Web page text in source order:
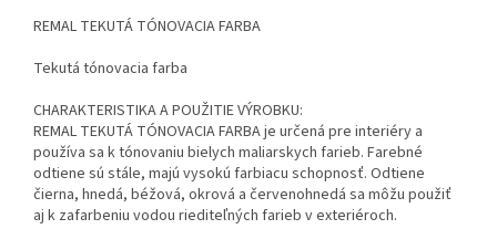
REMAL TEKUTÁ TÓNOVACIA FARBA
Tekutá tónovacia farba
CHARAKTERISTIKA A POUŽITIE VÝROBKU:
REMAL TEKUTÁ TÓNOVACIA FARBA je určená pre interiéry a
používa sa k tónovaniu bielych maliarskych farieb. Farebné
odtiene sú stále, majú vysokú farbiacu schopnosť. Odtiene
čierna, hnedá, béžová, okrová a červenohnedá sa môžu použiť
aj k zafarbeniu vodou riediteľných farieb v exteriéroch.